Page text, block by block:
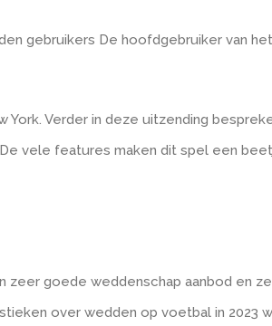
gebruikers De hoofdgebruiker van
York. Verder in deze uitzending
vele features maken dit spel een
zeer goede weddenschap aanbod en
over wedden op voetbal in 2023